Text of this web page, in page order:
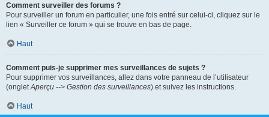
Comment surveiller des forums ?
Pour surveiller un forum en particulier, une fois entré sur celui-ci, cliquez sur le
lien « Surveiller ce forum » qui se trouve en bas de page.
Haut
Comment puis-je supprimer mes surveillances de sujets ?
Pour supprimer vos surveillances, allez dans votre panneau de l’utilisateur
(ongletAperçu --> Gestion des surveillances) et suivez les instructions.
Haut